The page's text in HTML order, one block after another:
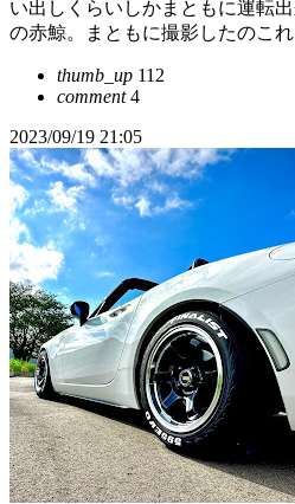
い出しくらいしかまともに運転
の赤鯨。まともに撮影したのこ
thumb_up 112
comment4
2023/09/19 21:05